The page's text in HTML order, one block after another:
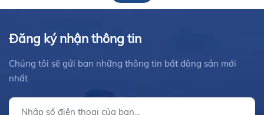
Đăng ký nhận thông tin
Chúng tôi sẽ gửi bạn những thông tin bất động sản mới
nhất